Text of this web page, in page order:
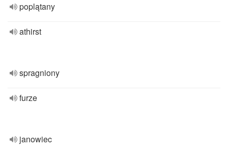
poplątany
athirst
spragniony
furze
janowiec